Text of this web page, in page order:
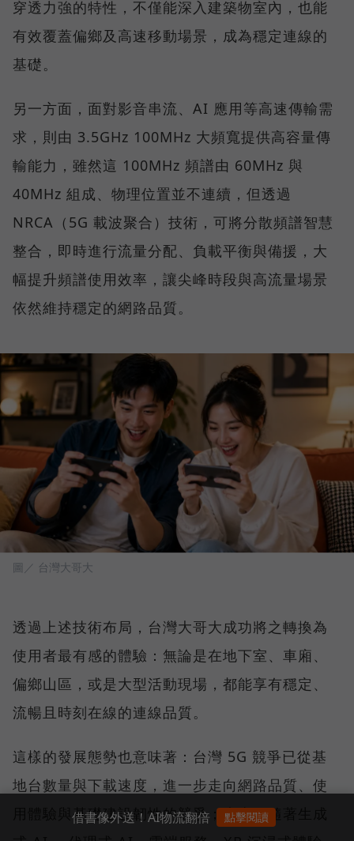
穿透力強的特性，不僅能深入建築物室內，也能
有效覆蓋偏鄉及高速移動場景，成為穩定連線的
基礎。
另一方面，面對影音串流、AI 應用等高速傳輸需
求，則由 3.5GHz 100MHz 大頻寬提供高容量傳
輸能力，雖然這 100MHz 頻譜由 60MHz 與
40MHz 組成、物理位置並不連續，但透過
NRCA（5G 載波聚合）技術，可將分散頻譜智慧
整合，即時進行流量分配、負載平衡與備援，大
幅提升頻譜使用效率，讓尖峰時段與高流量場景
依然維持穩定的網路品質。
圖／ 台灣大哥大
透過上述技術布局，台灣大哥大成功將之轉換為
使用者最有感的體驗：無論是在地下室、車廂、
偏鄉山區，或是大型活動現場，都能享有穩定、
流暢且時刻在線的連線品質。
這樣的發展態勢也意味著：台灣 5G 競爭已從基
地台數量與下載速度，進一步走向網路品質、使
用體驗與基礎建設韌性的競爭；未來，隨著生成
借書像外送！AI物流翻倍 點擊閱讀